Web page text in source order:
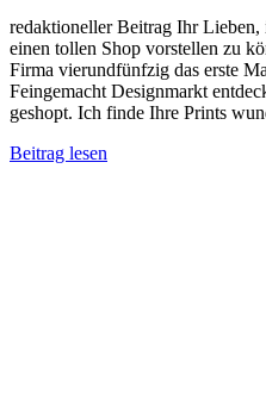
redaktioneller Beitrag Ihr
einen tollen Shop vorstellen zu
Firma vierundfünfzig das erste
Feingemacht Designmarkt
geshopt. Ich finde Ihre Prints
Beitrag lesen